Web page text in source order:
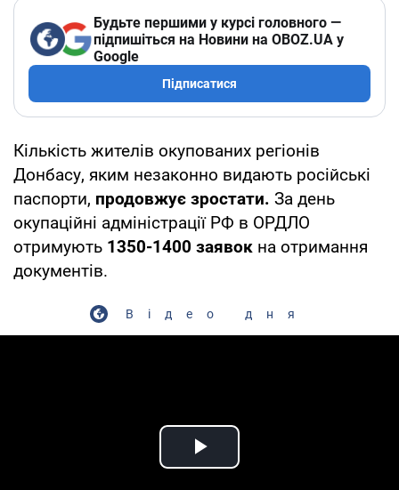
Будьте першими у курсі головного —
підпишіться на Новини на OBOZ.UA у
Google
Підписатися
Кількість жителів окупованих регіонів
Донбасу, яким незаконно видають російські
паспорти, продовжує зростати. За день
окупаційні адміністрації РФ в ОРДЛО
отримують 1350-1400 заявок на отримання
документів.
Відео дня
Play Video